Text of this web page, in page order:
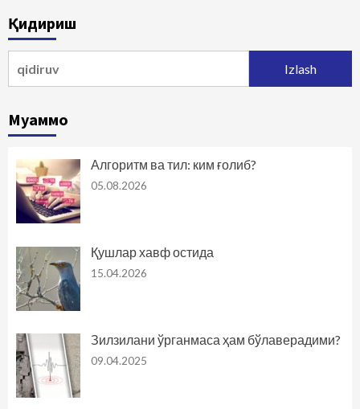
Қидириш
Муаммо
Алгоритм ва тил: ким ғолиб?
05.08.2026
Қушлар хавф остида
15.04.2026
Зилзилани ўрганмаса ҳам бўлаверадими?
09.04.2025